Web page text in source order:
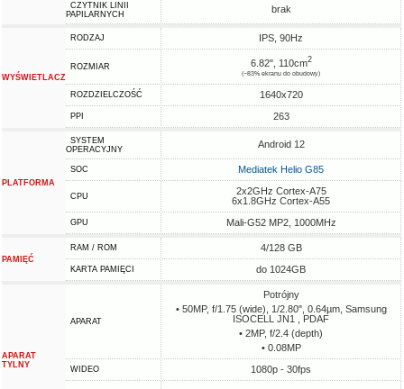
CZYTNIK LINII
PAPILARNYCH
brak
WYŚWIETLACZ
RODZAJ IPS, 90Hz
ROZMIAR 6.82", 110cm2
(~83% ekranu do obudowy)
ROZDZIELCZOŚĆ 1640x720
PPI 263
PLATFORMA
SYSTEM
OPERACYJNY
Android 12
SOC Mediatek Helio G85
CPU
2x2GHz Cortex-A75
6x1.8GHz Cortex-A55
GPU Mali-G52 MP2, 1000MHz
PAMIĘĆ
RAM / ROM 4/128 GB
KARTA PAMIĘCI do 1024GB
APARAT
TYLNY
APARAT
Potrójny
• 50MP, f/1.75 (wide), 1/2.80", 0.64µm, Samsung
ISOCELL JN1 , PDAF
• 2MP, f/2.4 (depth)
• 0.08MP
WIDEO 1080p - 30fps